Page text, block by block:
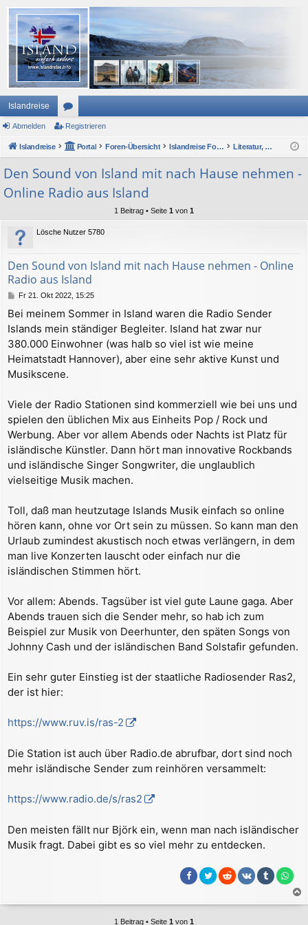
Islandreise
or
en
Abmelden Registrieren
Islandreise Portal Foren-Übersicht Islandreise Forum Literatur, Film, Musik und andere Medien
Den Sound von Island mit nach Hause nehmen -
Online Radio aus Island
1 Beitrag • Seite 1 von 1
Lösche Nutzer 5780
Den Sound von Island mit nach Hause nehmen - Online
Radio aus Island
B
i
t
r
a
g
Fr 21. Okt 2022, 15:25
Bei meinem Sommer in Island waren die Radio Sender
Islands mein ständiger Begleiter. Island hat zwar nur
380.000 Einwohner (was halb so viel ist wie meine
Heimatstadt Hannover), aber eine sehr aktive Kunst und
Musikscene.
Viele der Radio Stationen sind kommerziell wie bei uns und
spielen den üblichen Mix aus Einheits Pop / Rock und
Werbung. Aber vor allem Abends oder Nachts ist Platz für
isländische Künstler. Dann hört man innovative Rockbands
und isländische Singer Songwriter, die unglaublich
vielseitige Musik machen.
Toll, daß man heutzutage Islands Musik einfach so online
hören kann, ohne vor Ort sein zu müssen. So kann man den
Urlaub zumindest akustisch noch etwas verlängern, in dem
man live Konzerten lauscht oder einfach nur die
isländischen Stimmen hört.
Vor allem: Abends. Tagsüber ist viel gute Laune gaga. Aber
Abends trauen sich die Sender mehr, so hab ich zum
Beispiel zur Musik von Deerhunter, den späten Songs von
Johnny Cash und der isländischen Band Solstafir gefunden.
Ein sehr guter Einstieg ist der staatliche Radiosender Ras2,
der ist hier:
https://www.ruv.is/ras-2
Die Station ist auch über Radio.de abrufbar, dort sind noch
mehr isländische Sender zum reinhören versammelt:
https://www.radio.de/s/ras2
Den meisten fällt nur Björk ein, wenn man nach isländischer
Musik fragt. Dabei gibt es so viel mehr zu entdecken.
a
1 Beitrag • Seite 1 von 1